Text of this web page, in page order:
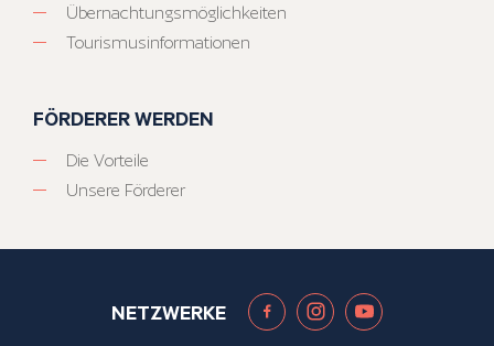
Übernachtungsmöglichkeiten
Tourismusinformationen
FÖRDERER WERDEN
Die Vorteile
Unsere Förderer
NETZWERKE